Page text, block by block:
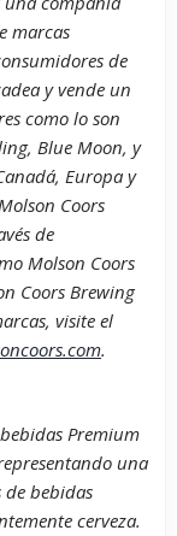
marcas
de
y vende un
como lo son
Blue Moon, y
Europa y
Coors
de
Molson Coors
Coors Brewing
visite el
.
Premium
una
bebidas
cerveza.